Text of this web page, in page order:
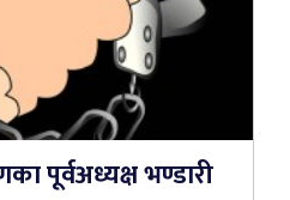
पूर्वअध्यक्ष भण्डारी